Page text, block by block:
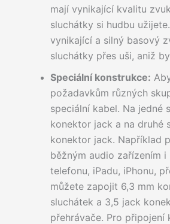
mají vynikající kvalitu
sluchátky si hudbu
vynikající a silný basový
sluchátky přes uši, aniž
Speciální konstrukce:
požadavkům různých
speciální kabel. Na jedné
konektor jack a na druhé
konektor jack. Například
běžným audio zařízením i
telefonu, iPadu, iPhonu,
můžete zapojit 6,3 mm
sluchátek a 3,5 jack
přehrávače. Pro připojení